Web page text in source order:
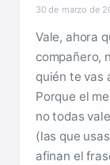
30 de marzo de
Vale, ahora
compañero,
quién te vas
Porque el
no todas
(las que
afinan el